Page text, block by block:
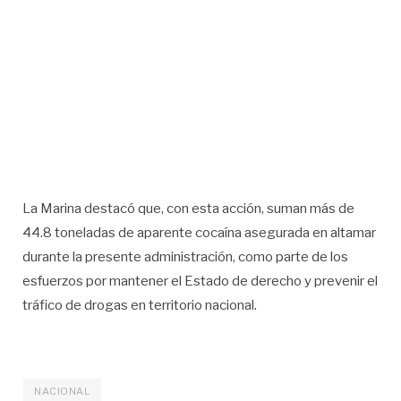
La Marina destacó que, con esta acción, suman más de
44.8 toneladas de aparente cocaína asegurada en altamar
durante la presente administración, como parte de los
esfuerzos por mantener el Estado de derecho y prevenir el
tráfico de drogas en territorio nacional.
NACIONAL